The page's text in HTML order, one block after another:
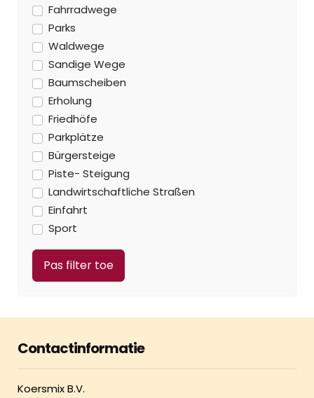
Fahrradwege
Parks
Waldwege
Sandige Wege
Baumscheiben
Erholung
Friedhöfe
Parkplätze
Bürgersteige
Piste- Steigung
Landwirtschaftliche Straßen
Einfahrt
Sport
Contactinformatie
Koersmix B.V.